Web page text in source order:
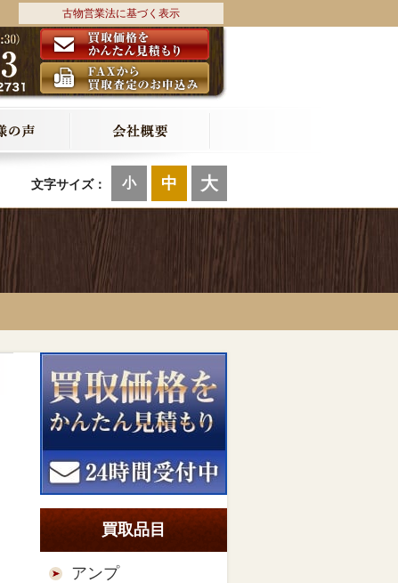
古物営業法に基づく表示
文字サイズ： 小 中 大
買取品目
アンプ